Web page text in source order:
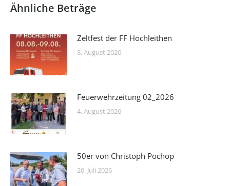
Ähnliche Beträge
Zeltfest der FF Hochleithen
8. August 2026
Feuerwehrzeitung 02_2026
4. August 2026
50er von Christoph Pochop
26. Juli 2026